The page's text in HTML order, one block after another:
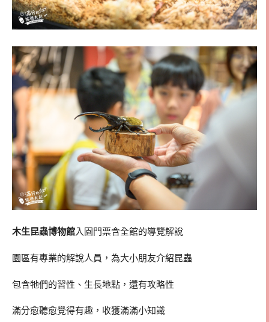
木生昆蟲博物館入園門票含全館的導覽解說
園區有專業的解說人員，為大小朋友介紹昆蟲
包含牠們的習性、生長地點，還有攻略性
滿分愈聽愈覺得有趣，收獲滿滿小知識